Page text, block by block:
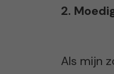
2.
Als mijn